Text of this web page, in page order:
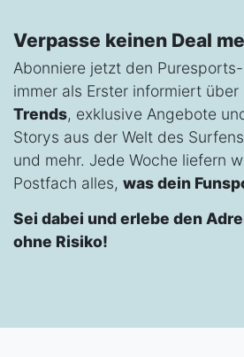
Verpasse keinen Deal
Abonniere jetzt den
immer als Erster informiert über
Trends, exklusive Angebote
Storys aus der Welt des
und mehr. Jede Woche liefern
Postfach alles, was dein
Sei dabei und erlebe den
ohne Risiko!